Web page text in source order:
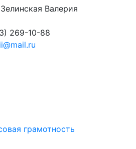
Валерия
269-10-88
грамотность